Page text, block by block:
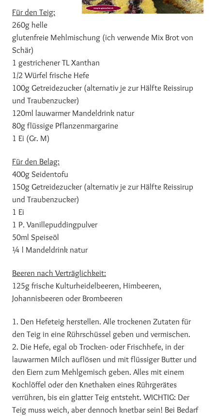
Für den Teig:
260g helle
glutenfreie Mehlmischung (ich verwende Mix Brot von
Schär)
1 gestrichener TL Xanthan
1/2 Würfel frische Hefe
100g Getreidezucker (alternativ je zur Hälfte Reissirup
und Traubenzucker)
120ml lauwarmer Mandeldrink natur
80g flüssige Pflanzenmargarine
1 Ei (Gr. M)
Für den Belag:
400g Seidentofu
150g Getreidezucker (alternativ je zur Hälfte Reissirup
und Traubenzucker)
1 Ei
1 P. Vanillepuddingpulver
50ml Speiseöl
¼ l Mandeldrink natur
Beeren nach Verträglichkeit:
125g frische Kulturheidelbeeren, Himbeeren,
Johannisbeeren oder Brombeeren
1. Den Hefeteig herstellen. Alle trockenen Zutaten für
den Teig in eine Rührschüssel geben und vermischen.
2. Die Hefe, egal ob Trocken- oder Frischhefe, in der
lauwarmen Milch auflösen und mit flüssiger Butter und
den Eiern zum Mehlgemisch geben. Alles mit einem
Kochlöffel oder den Knethaken eines Rührgerätes
verrühren, bis ein glatter Teig entsteht. WICHTIG: Der
Teig muss weich, aber dennoch knetbar sein! Bei Bedarf